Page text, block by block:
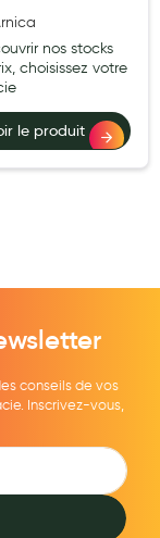
nos stocks
choisissez votre
le produit
conseils de vos
Inscrivez-vous,